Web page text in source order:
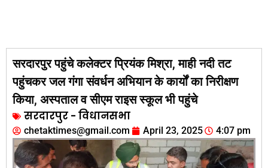
सरदारपुर पहुंचे कलेक्टर प्रियंक मिश्रा, माही नदी तट
पहुंचकर जल गंगा संवर्धन अभियान के कार्यों का निरीक्षण
किया, अस्पताल व सीएम राइस स्कूल भी पहुंचे
सरदारपुर - विधानसभा
chetaktimes@gmail.com April 23, 2025 4:07 pm